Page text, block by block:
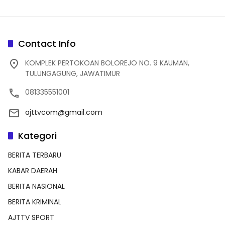
Contact Info
KOMPLEK PERTOKOAN BOLOREJO NO. 9 KAUMAN,
TULUNGAGUNG, JAWATIMUR
081335551001
ajttvcom@gmail.com
Kategori
BERITA TERBARU
KABAR DAERAH
BERITA NASIONAL
BERITA KRIMINAL
AJTTV SPORT